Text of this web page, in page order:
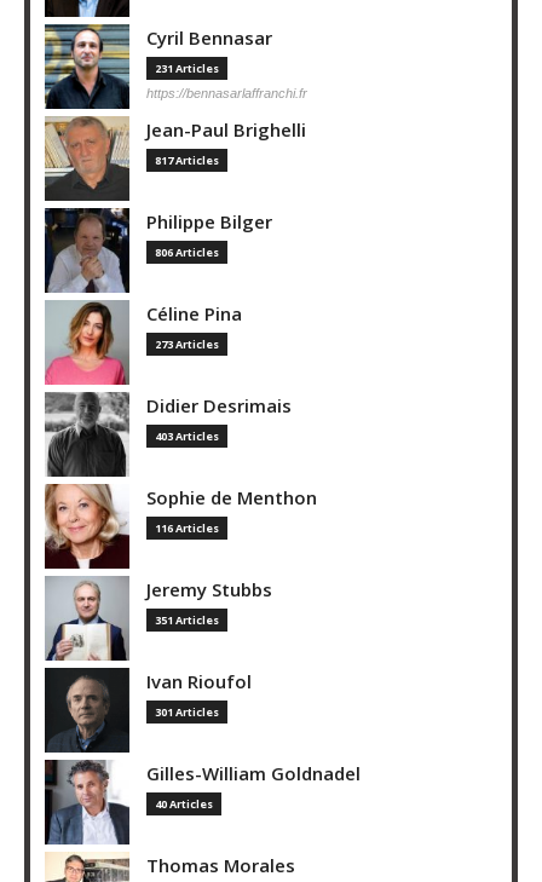
Cyril Bennasar
231 Articles
https://bennasarlaffranchi.fr
Jean-Paul Brighelli
817 Articles
Philippe Bilger
806 Articles
Céline Pina
273 Articles
Didier Desrimais
403 Articles
Sophie de Menthon
116 Articles
Jeremy Stubbs
351 Articles
Ivan Rioufol
301 Articles
Gilles-William Goldnadel
40 Articles
Thomas Morales